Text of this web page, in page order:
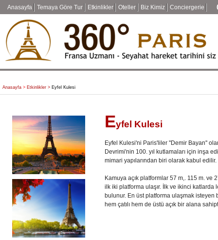
Anasayfa Temaya Göre Tur Etkinlikler Oteller Biz Kimiz Conciergerie
Anasayfa > Etkinlikler > Eyfel Kulesi
Eyfel Kulesi
Eyfel Kulesi'ni Paris'liler ''Demir Bayan''
Devrimi'nin 100. yıl kutlamaları için inşa
mimari yapılarından biri olarak kabul edilir.
Kamuya açık platformlar 57 m,. 115 m. ve
ilk iki platforma ulaşır. İlk ve ikinci katlarda
bulunur. En üst platforma ulaşmak isteyen
hem çatılı hem de üstü açık bir alana